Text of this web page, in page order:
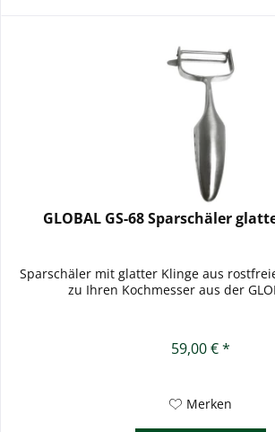
GLOBAL GS-68 Sparschäler
Sparschäler mit glatter Klinge aus
zu Ihren Kochmesser aus der
59,00 € *
Merken